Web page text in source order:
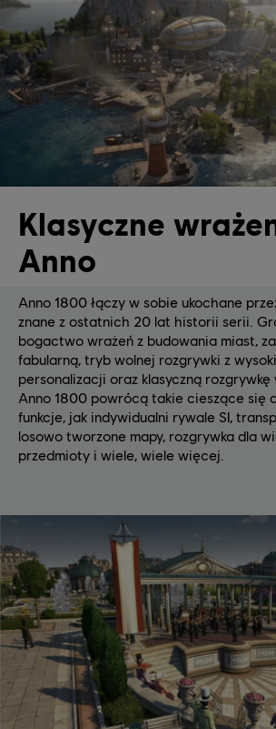
Klasyczne
Anno
Anno 1800 łączy w sobie ukochane
znane z ostatnich 20 lat historii serii.
bogactwo wrażeń z budowania miast,
fabularną, tryb wolnej rozgrywki z
personalizacji oraz klasyczną
Anno 1800 powrócą takie cieszące się
funkcje, jak indywidualni rywale SI,
losowo tworzone mapy, rozgrywka dla
przedmioty i wiele, wiele więcej.